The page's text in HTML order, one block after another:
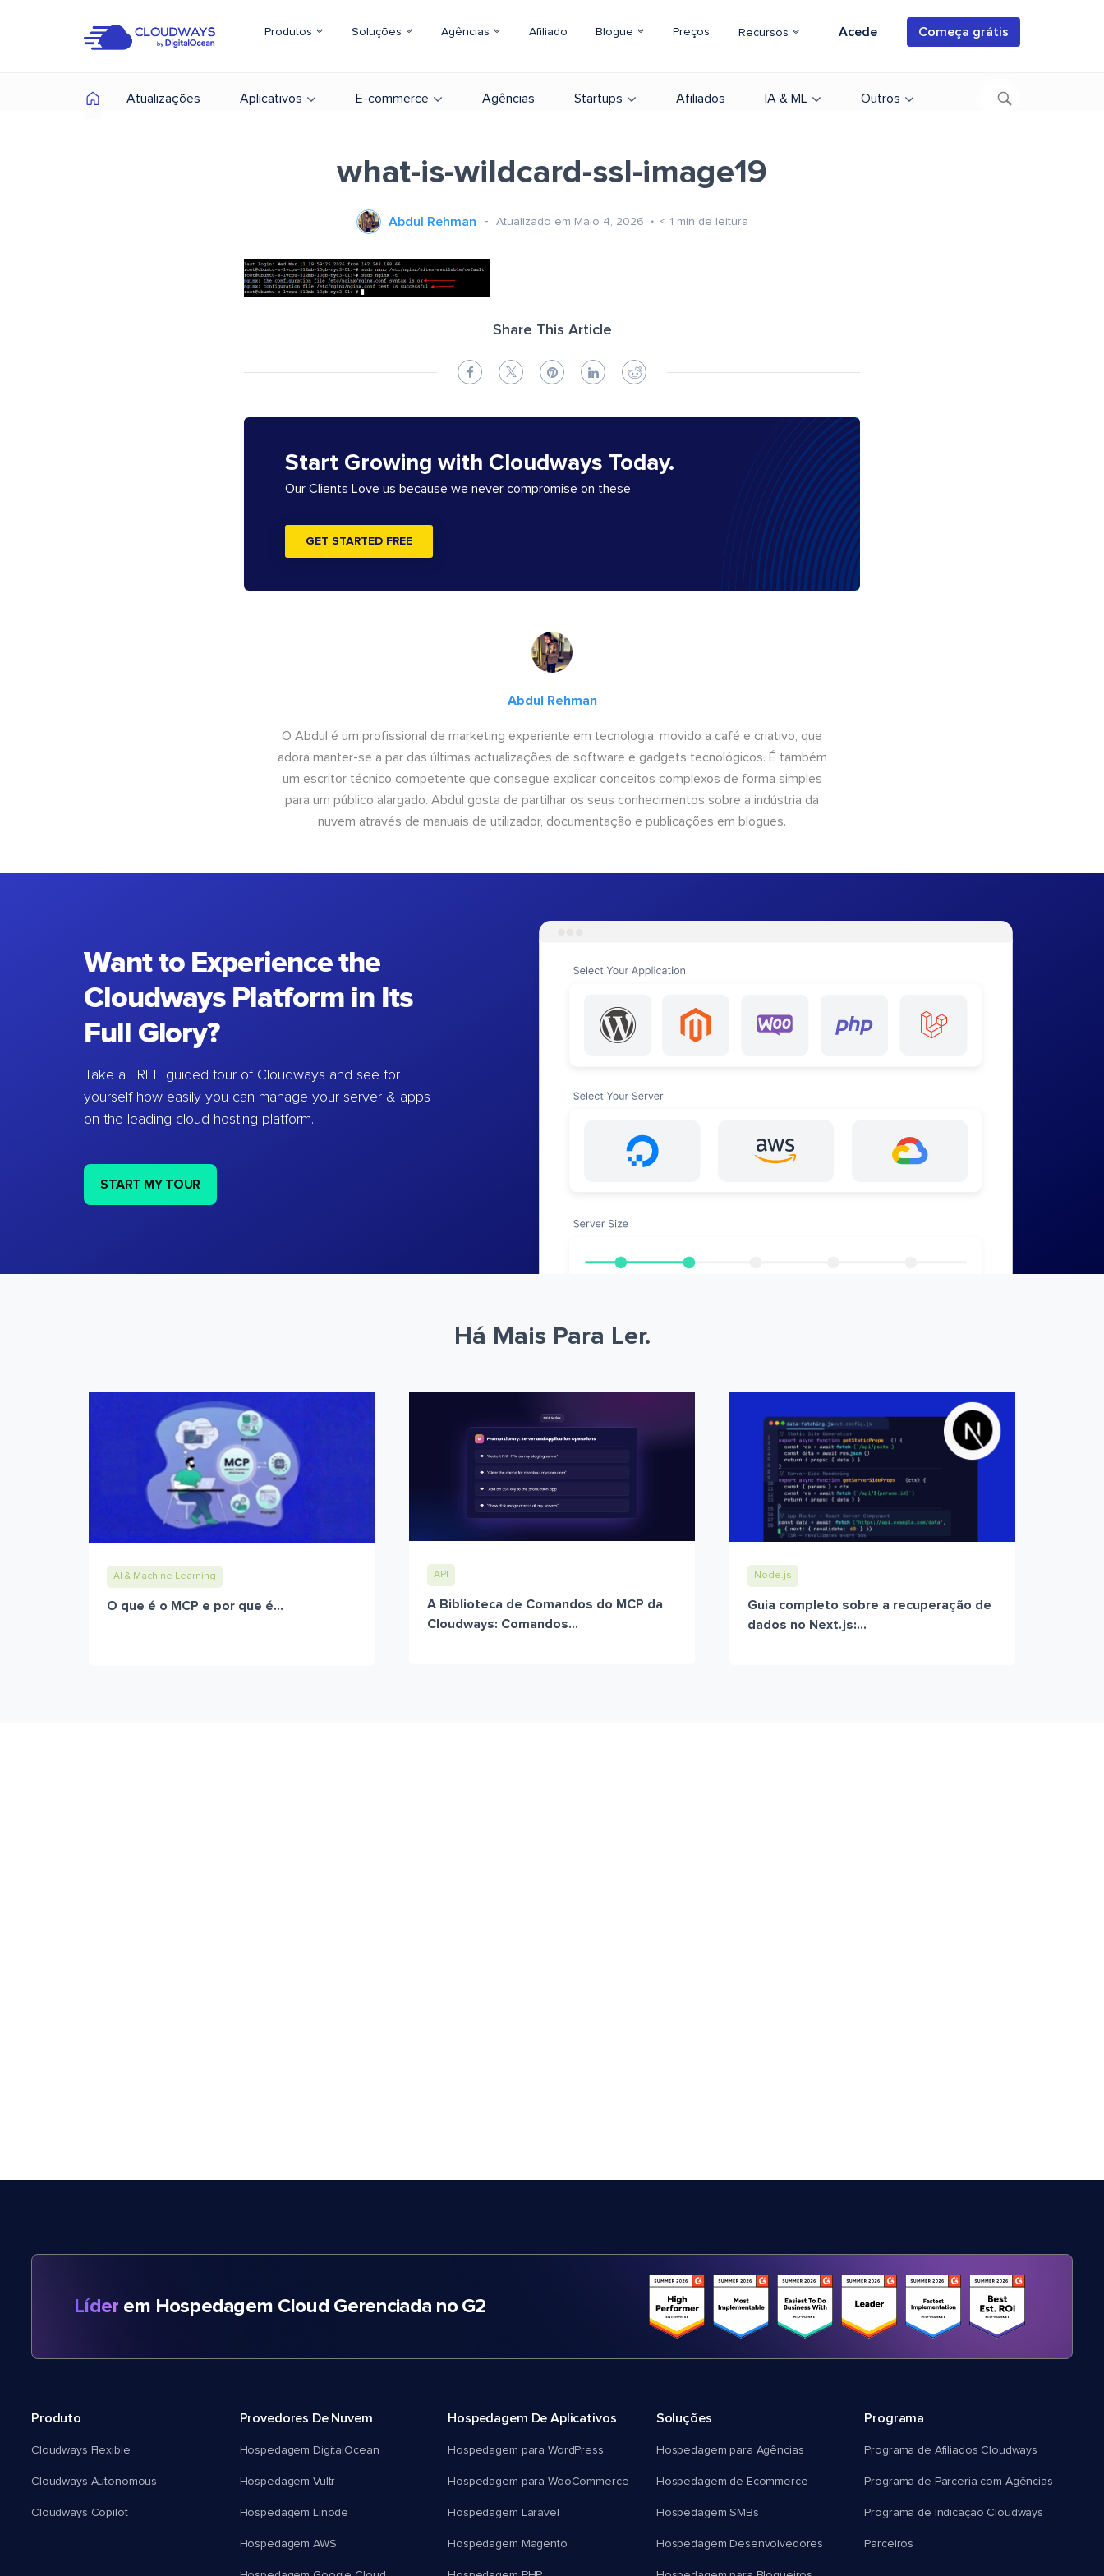
Produtos Soluções Agências Afiliado Blogue Preços Recursos Acede Começa grátis
Atualizações Aplicativos E-commerce Agências Startups Afiliados IA & ML Outros
what-is-wildcard-ssl-image19
Abdul Rehman Atualizado em Maio 4, 2026 < 1 min de leitura
Share This Article
Start Growing with Cloudways Today.
Our Clients Love us because we never compromise on these
GET STARTED FREE
Abdul Rehman
O Abdul é um profissional de marketing experiente em tecnologia, movido a café e criativo, que
adora manter-se a par das últimas actualizações de software e gadgets tecnológicos. É também
um escritor técnico competente que consegue explicar conceitos complexos de forma simples
para um público alargado. Abdul gosta de partilhar os seus conhecimentos sobre a indústria da
nuvem através de manuais de utilizador, documentação e publicações em blogues.
Want to Experience the
Cloudways Platform in Its
Full Glory?
Take a FREE guided tour of Cloudways and see for
yourself how easily you can manage your server & apps
on the leading cloud-hosting platform.
START MY TOUR
Há Mais Para Ler.
AI & Machine Learning
O que é o MCP e por que é...
API
A Biblioteca de Comandos do MCP da
Cloudways: Comandos...
Node.js
Guia completo sobre a recuperação de
dados no Next.js:...
Líder em Hospedagem Cloud Gerenciada no G2
Produto
Cloudways Flexible
Cloudways Autonomous
Cloudways Copilot
Provedores De Nuvem
Hospedagem DigitalOcean
Hospedagem Vultr
Hospedagem Linode
Hospedagem AWS
Hospedagem De Aplicativos
Hospedagem para WordPress
Hospedagem para WooCommerce
Hospedagem Laravel
Hospedagem Magento
Soluções
Hospedagem para Agências
Hospedagem de Ecommerce
Hospedagem SMBs
Hospedagem Desenvolvedores
Programa
Programa de Afiliados Cloudways
Programa de Parceria com Agências
Programa de Indicação Cloudways
Parceiros